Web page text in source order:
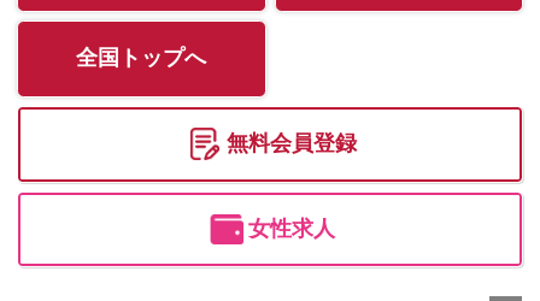
全国トップへ
無料会員登録
女性求人